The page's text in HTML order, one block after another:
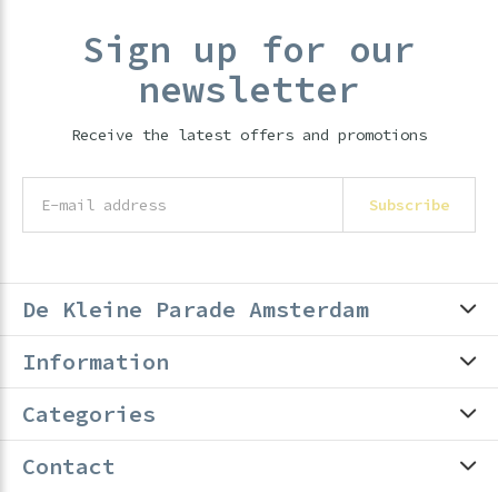
Sign up for our
newsletter
Receive the latest offers and promotions
Subscribe
De Kleine Parade Amsterdam
Information
Categories
Contact